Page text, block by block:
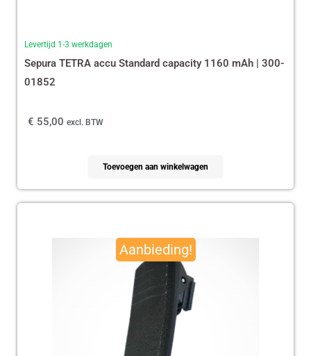
Levertijd 1-3 werkdagen
Sepura TETRA accu Standard capacity 1160 mAh | 300-
01852
€ 55,00 excl. BTW
Toevoegen aan winkelwagen
Aanbieding!